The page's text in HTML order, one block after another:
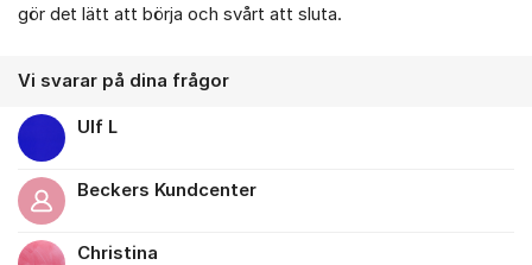
gör det lätt att börja och svårt att sluta.
Vi svarar på dina frågor
Ulf L
Beckers Kundcenter
Christina